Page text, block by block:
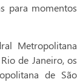
para momentos
Metropolitana
de Janeiro, os
de São